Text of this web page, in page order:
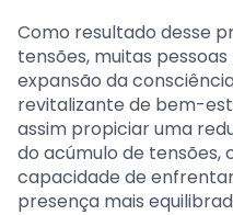
Como resultado desse
tensões, muitas
expansão da
revitalizante de bem-
assim propiciar uma
do acúmulo de tensões,
capacidade de
presença mais